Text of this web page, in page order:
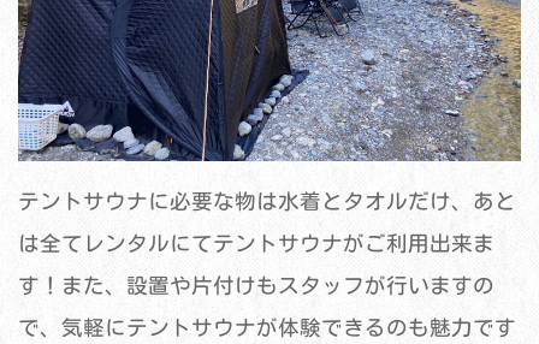
テントサウナに必要な物は水着とタオルだけ、あと
は全てレンタルにてテントサウナがご利用出来ま
す！また、設置や片付けもスタッフが行いますの
で、気軽にテントサウナが体験できるのも魅力です